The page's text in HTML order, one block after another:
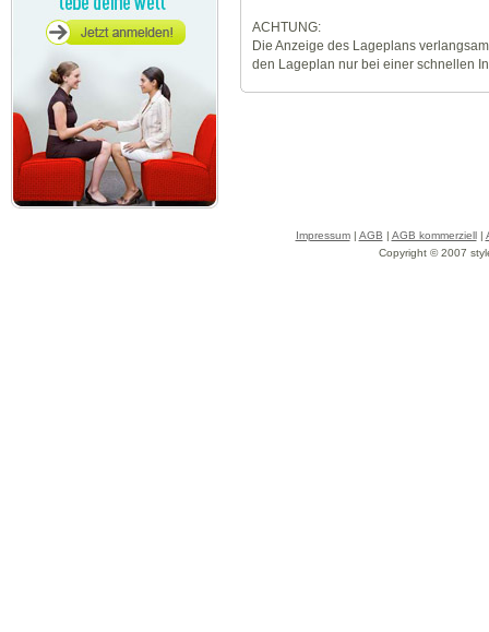
ACHTUNG:
Die Anzeige des Lageplans
den Lageplan nur bei einer schnellen
Impressum| AGB | AGB kommerziell|
Copyright © 2007